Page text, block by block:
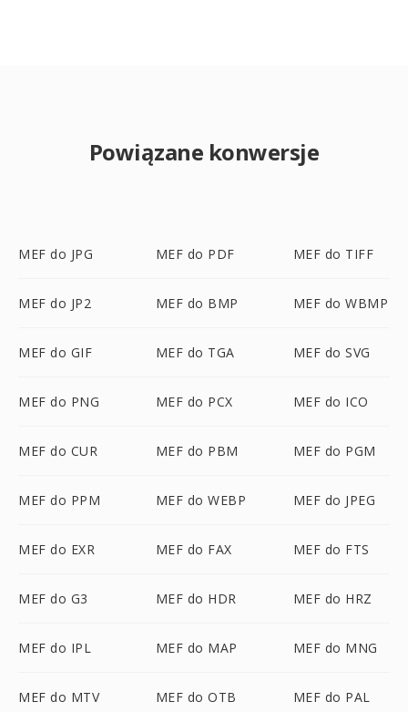
Powiązane konwersje
MEF do JPG MEF do PDF MEF do TIFF
MEF do JP2 MEF do BMP MEF do WBMP
MEF do GIF MEF do TGA MEF do SVG
MEF do PNG MEF do PCX MEF do ICO
MEF do CUR MEF do PBM MEF do PGM
MEF do PPM MEF do WEBP MEF do JPEG
MEF do EXR MEF do FAX MEF do FTS
MEF do G3 MEF do HDR MEF do HRZ
MEF do IPL MEF do MAP MEF do MNG
MEF do MTV MEF do OTB MEF do PAL